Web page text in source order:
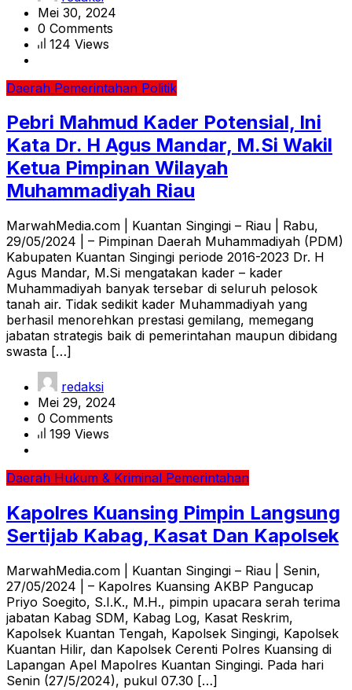
Mei 30, 2024
0 Comments
124 Views
Daerah Pemerintahan Politik
Pebri Mahmud Kader Potensial, Ini
Kata Dr. H Agus Mandar, M.Si Wakil
Ketua Pimpinan Wilayah
Muhammadiyah Riau
MarwahMedia.com | Kuantan Singingi – Riau | Rabu,
29/05/2024 | – Pimpinan Daerah Muhammadiyah (PDM)
Kabupaten Kuantan Singingi periode 2016-2023 Dr. H
Agus Mandar, M.Si mengatakan kader – kader
Muhammadiyah banyak tersebar di seluruh pelosok
tanah air. Tidak sedikit kader Muhammadiyah yang
berhasil menorehkan prestasi gemilang, memegang
jabatan strategis baik di pemerintahan maupun dibidang
swasta […]
redaksi
Mei 29, 2024
0 Comments
199 Views
Daerah Hukum & Kriminal Pemerintahan
Kapolres Kuansing Pimpin Langsung
Sertijab Kabag, Kasat Dan Kapolsek
MarwahMedia.com | Kuantan Singingi – Riau | Senin,
27/05/2024 | – Kapolres Kuansing AKBP Pangucap
Priyo Soegito, S.I.K., M.H., pimpin upacara serah terima
jabatan Kabag SDM, Kabag Log, Kasat Reskrim,
Kapolsek Kuantan Tengah, Kapolsek Singingi, Kapolsek
Kuantan Hilir, dan Kapolsek Cerenti Polres Kuansing di
Lapangan Apel Mapolres Kuantan Singingi. Pada hari
Senin (27/5/2024), pukul 07.30 […]